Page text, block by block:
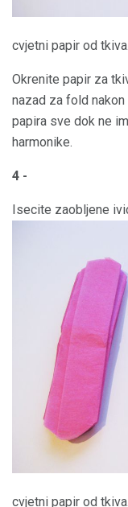
cvjetni papir od
Okrenite papir za
nazad za fold
papira sve dok ne
harmonike.
4 -
Isecite zaobljene
cvjetni papir od